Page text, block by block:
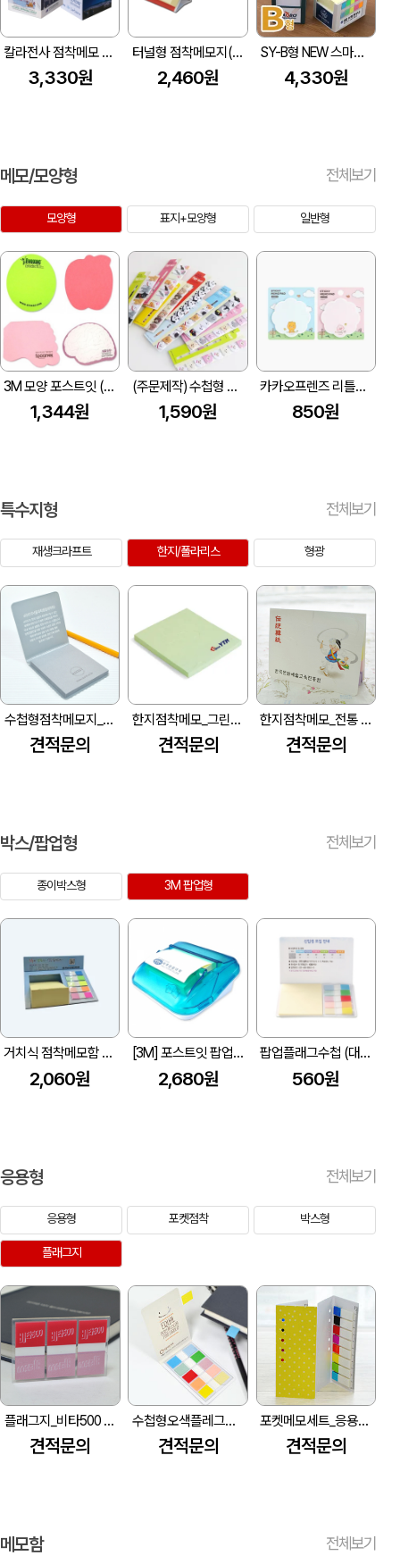
칼라전사 점착메모 (70*75mm,500매/700매)
3,330원
터널형 점착메모지(300매) (106X113X35mm)
2,460원
SY-B형 NEW 스마트 큐브 메모함 (B형)
4,330원
메모/모양형 전체보기
모양형 표지+모양형 일반형
3M 모양 포스트잇 (102*75mm)
1,344원
(주문제작) 수첩형 견출지 컬러 포스트잇 (모양형) 20매/30매 1P
1,590원
카카오프렌즈 리틀프렌즈 형태 점착메모지 (70*70mm)
850원
특수지형 전체보기
재생크라프트 한지/폴라리스 형광
수첩형점착메모지_캠퍼스메모 (85*81mm)
견적문의
한지점착메모_그린/퍼플 기본 (70*75mm)
견적문의
한지점착메모_전통 (102*80mm)
견적문의
박스/팝업형 전체보기
종이박스형 3M 팝업형
거치식 점착메모함 대 200매 / 300매
2,060원
[3M] 포스트잇 팝업디스펜서 2002 (110*110mm)
2,680원
팝업플래그수첩 (대/130*80mm)
560원
응용형 전체보기
응용형 포켓점착 박스형
플래그지
플래그지_비타500 (50*75mm)
견적문의
수첩형오색플레그지_아름다운커피 (56*80mm)
견적문의
포켓메모세트_응용형 (56*133mm)
견적문의
메모함 전체보기